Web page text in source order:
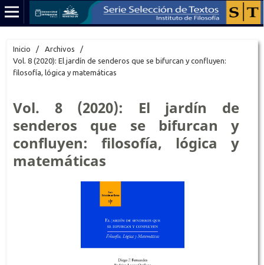
Inicio / Archivos
/
Vol. 8 (2020): El jardín de senderos que se bifurcan y confluyen:
filosofía, lógica y matemáticas
Vol. 8 (2020): El jardín de
senderos que se bifurcan y
confluyen: filosofía, lógica y
matemáticas